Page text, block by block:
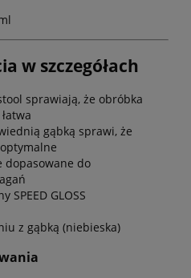
w szczegółach
sprawiają, że obróbka
gąbką sprawi, że
dopasowane do
SPEED GLOSS
z gąbką (niebieska)